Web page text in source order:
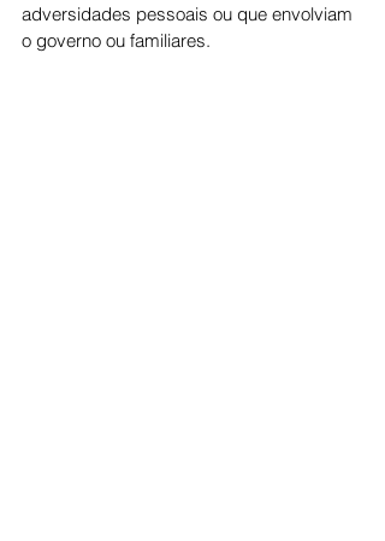
adversidades pessoais ou que envolviam
o governo ou familiares.